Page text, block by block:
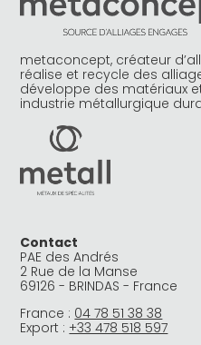
metaconcept, créateur
réalise et recycle des
développe des matériaux
industrie métallurgique
Contact
PAE des Andrés
2 Rue de la Manse
69126 - BRINDAS - France
France : 04 78 51 38 38
Export : +33 478 518 597